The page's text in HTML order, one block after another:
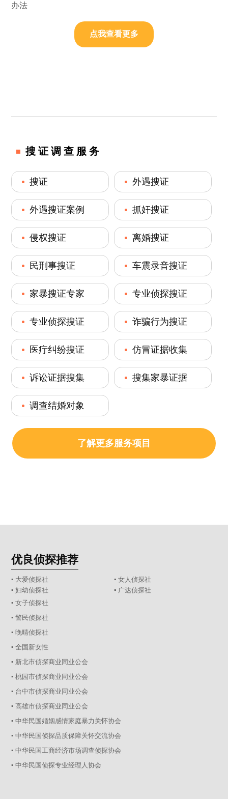
办法
点我查看更多
搜证调查服务
搜证 外遇搜证
外遇搜证案例 抓奸搜证
侵权搜证 离婚搜证
民刑事搜证 车震录音搜证
家暴搜证专家 专业侦探搜证
专业侦探搜证 诈骗行为搜证
医疔纠纷搜证 仿冒证据收集
诉讼证据搜集 搜集家暴证据
调查结婚对象
了解更多服务项目
优良侦探推荐
▪ 大爱侦探社
▪ 女人侦探社
▪ 妇幼侦探社
▪ 广达侦探社
▪ 女子侦探社
▪ 警民侦探社
▪ 晚晴侦探社
▪ 全国新女性
▪ 新北市侦探商业同业公会
▪ 桃园市侦探商业同业公会
▪ 台中市侦探商业同业公会
▪ 高雄市侦探商业同业公会
▪ 中华民国婚姻感情家庭暴力关怀协会
▪ 中华民国侦探品质保障关怀交流协会
▪ 中华民国工商经济市场调查侦探协会
▪ 中华民国侦探专业经理人协会